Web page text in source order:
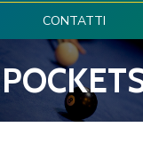
CONTATTI